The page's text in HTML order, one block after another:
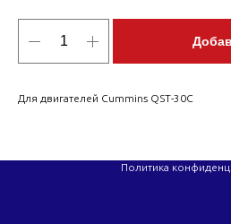
Для двигателей Cummins QST-30C
Политика